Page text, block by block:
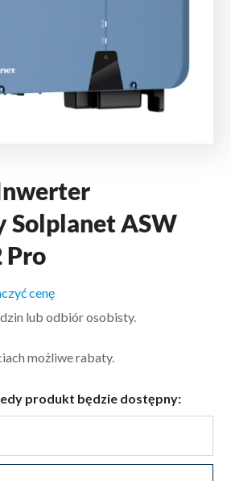
Solplanet ASW
Pro
cenę
lub odbiór osobisty.
możliwe rabaty.
produkt będzie dostępny: